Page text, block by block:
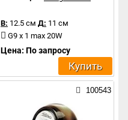
В: 12.5 см Д: 11 см
G9 x 1 max 20W
Цена: По запросу
Купить
100543